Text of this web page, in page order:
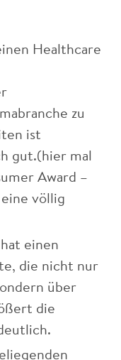
Healthcare
zu
ist
gut.(hier mal
Award –
völlig
einen
die nicht nur
über
die